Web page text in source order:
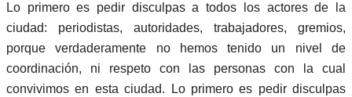
Lo primero es pedir disculpas a todos los actores de la
ciudad: periodistas, autoridades, trabajadores, gremios,
porque verdaderamente no hemos tenido un nivel de
coordinación, ni respeto con las personas con la cual
convivimos en esta ciudad. Lo primero es pedir disculpas